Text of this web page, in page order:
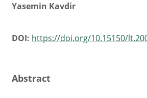
Yasemin Kavdir
DOI: https://doi.org/10.15150/
Abstract